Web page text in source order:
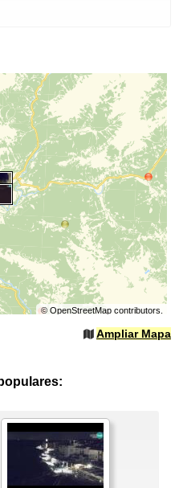
© OpenStreetMapcontributors.
Ampliar Mapa